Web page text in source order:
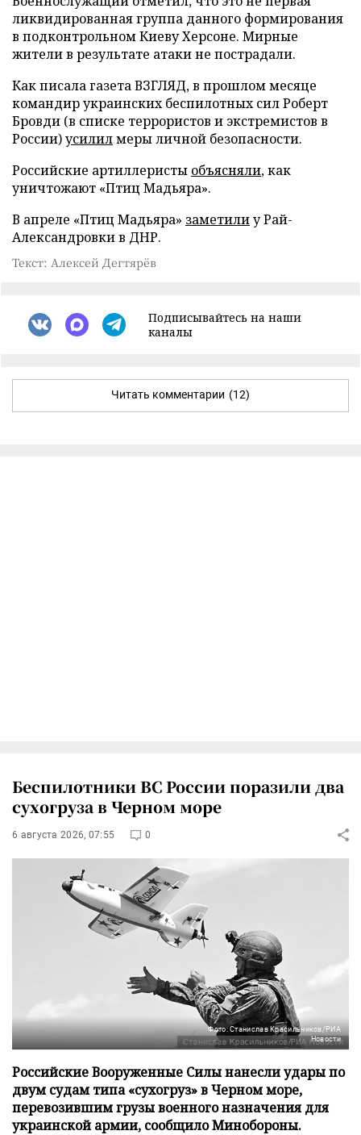
ликвидированная группа данного формирования
в подконтрольном Киеву Херсоне. Мирные
жители в результате атаки не пострадали.
Как писала газета ВЗГЛЯД, в прошлом месяце
командир украинских беспилотных сил Роберт
Бровди (в списке террористов и экстремистов в
России)усилилмеры личной безопасности.
Российские артиллеристы объясняли, как
уничтожают «Птиц Мадьяра».
В апреле «Птиц Мадьяра» заметилиу Рай-
Александровки в ДНР.
Текст: Алексей Дегтярёв
Подписывайтесь на наши
каналы
Читать комментарии (12)
Беспилотники ВС России поразили два
сухогруза в Черном море
6 августа 2026, 07:55 0
Фото: Станислав Красильников/РИА
Новости
Российские Вооруженные Силы нанесли удары по
двум судам типа «сухогруз» в Черном море,
перевозившим грузы военного назначения для
украинской армии, сообщило Минобороны.